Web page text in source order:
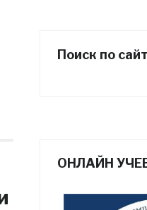
Поиск по
ОНЛАЙН